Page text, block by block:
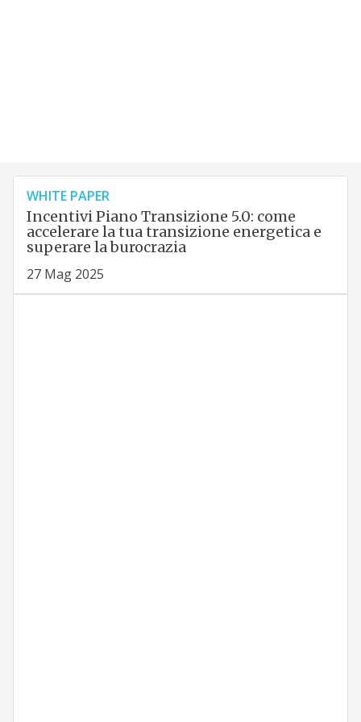
WHITE PAPER
Incentivi Piano Transizione 5.0: come
accelerare la tua transizione energetica e
superare la burocrazia
27 Mag 2025